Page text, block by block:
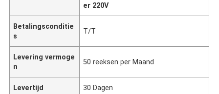
er 220V
Betalingsconditie
s
T/T
Levering vermoge
n
50 reeksen per Maand
Levertijd 30 Dagen